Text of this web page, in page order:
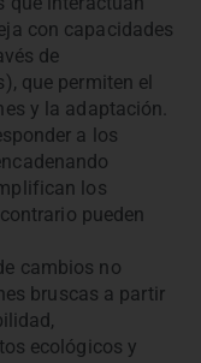
con capacidades
de
que permiten el
y la adaptación.
a los
los
pueden
cambios no
bruscas a partir
ecológicos y